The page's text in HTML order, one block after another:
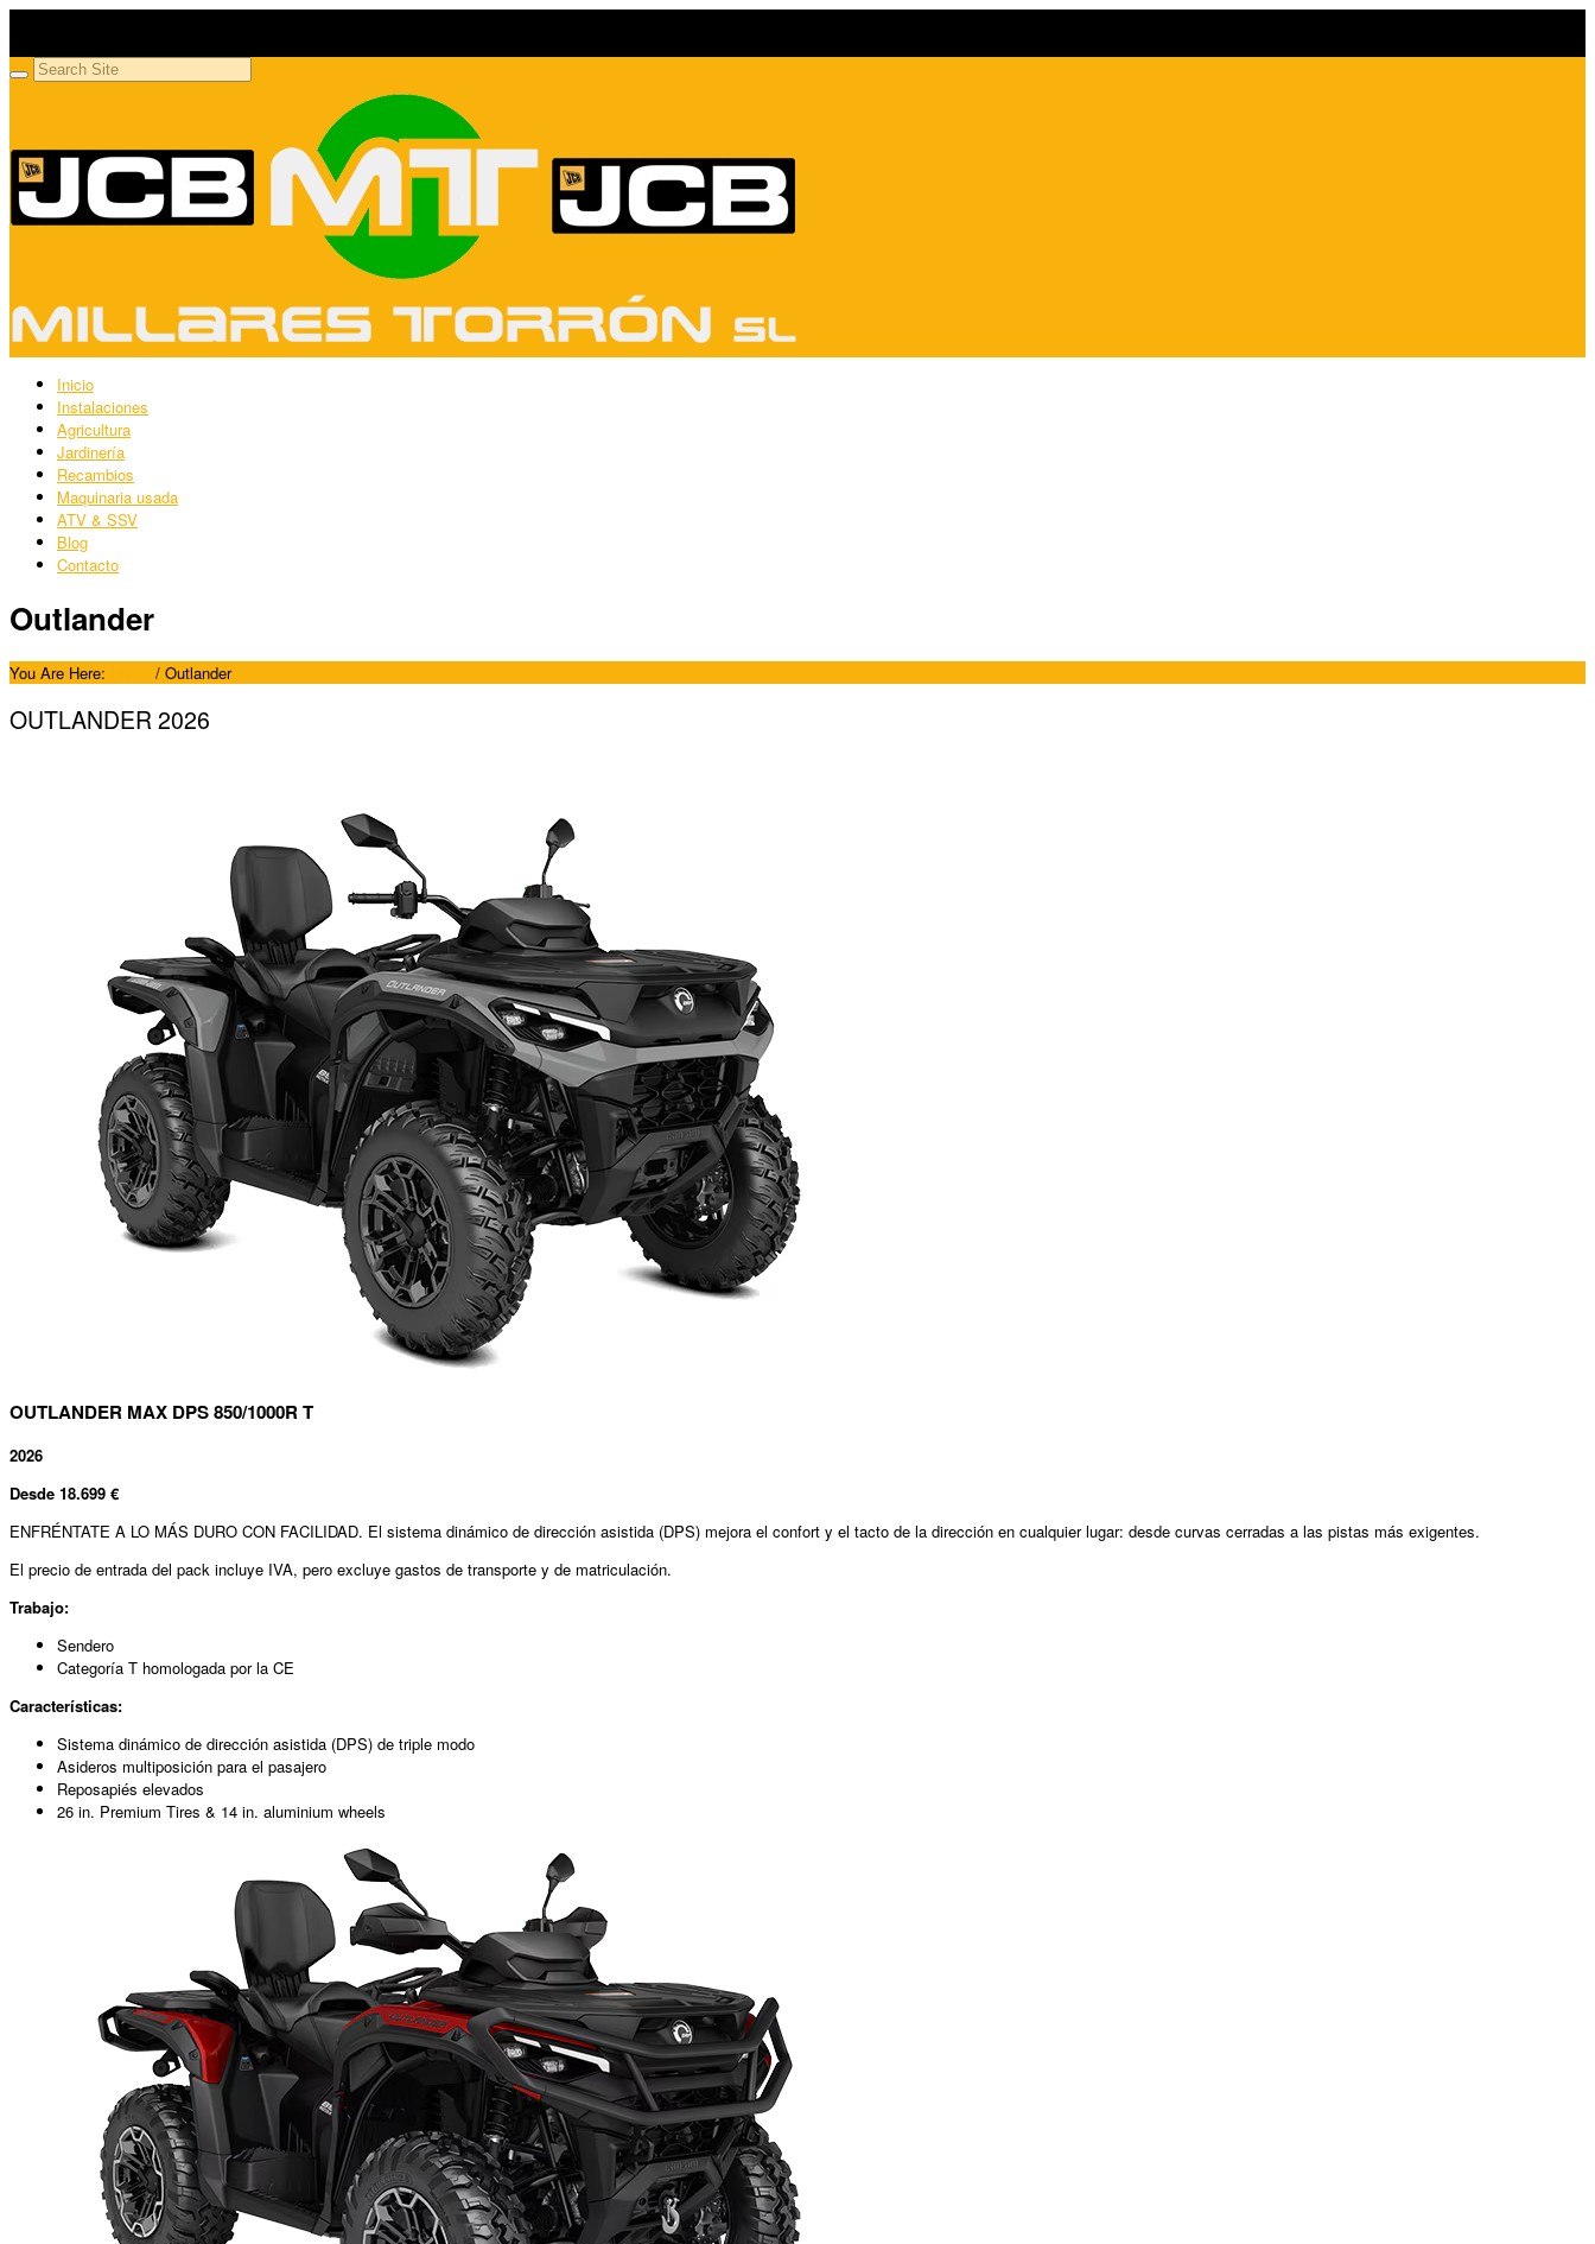
Inicio
Instalaciones
Agricultura
Jardinería
Recambios
Maquinaria usada
ATV & SSV
Blog
Contacto
Outlander
You Are Here: / Outlander
OUTLANDER 2026
OUTLANDER MAX DPS 850/1000R T
2026
Desde 18.699 €
ENFRÉNTATE A LO MÁS DURO CON FACILIDAD. El sistema dinámico de dirección asistida (DPS) mejora el confort y el tacto de la dirección en cualquier lugar: desde curvas cerradas a las pistas más exigentes.
El precio de entrada del pack incluye IVA, pero excluye gastos de transporte y de matriculación.
Trabajo:
Sendero
Categoría T homologada por la CE
Características:
Sistema dinámico de dirección asistida (DPS) de triple modo
Asideros multiposición para el pasajero
Reposapiés elevados
26 in. Premium Tires & 14 in. aluminium wheels